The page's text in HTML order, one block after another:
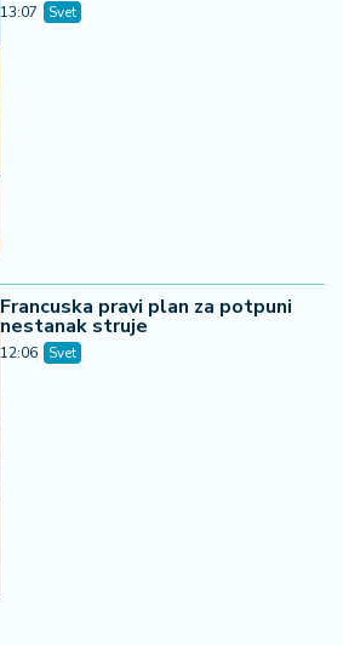
13:07 Svet
Francuska pravi plan za potpuni
nestanak struje
12:06 Svet